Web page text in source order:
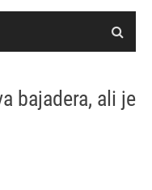
bajadera, ali je